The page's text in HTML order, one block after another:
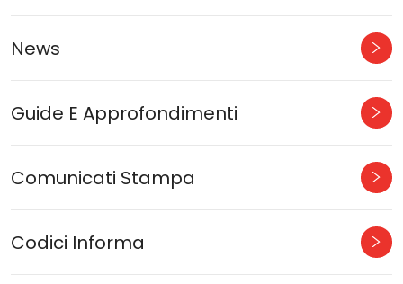
News
Guide E Approfondimenti
Comunicati Stampa
Codici Informa